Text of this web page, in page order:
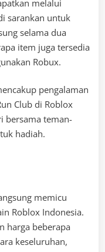
melalui
sarankan untuk
selama dua
item juga tersedia
Robux.
pengalaman
Club di Roblox
bersama teman-
hadiah.
memicu
Roblox Indonesia.
harga beberapa
keseluruhan,